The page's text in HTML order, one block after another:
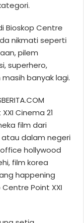
Bioskop Centre
nikmati seperti
pilem
superhero,
banyak lagi.
Cinema 21
film dari
dalam negeri
hollywood
film korea
happening
Point XXI